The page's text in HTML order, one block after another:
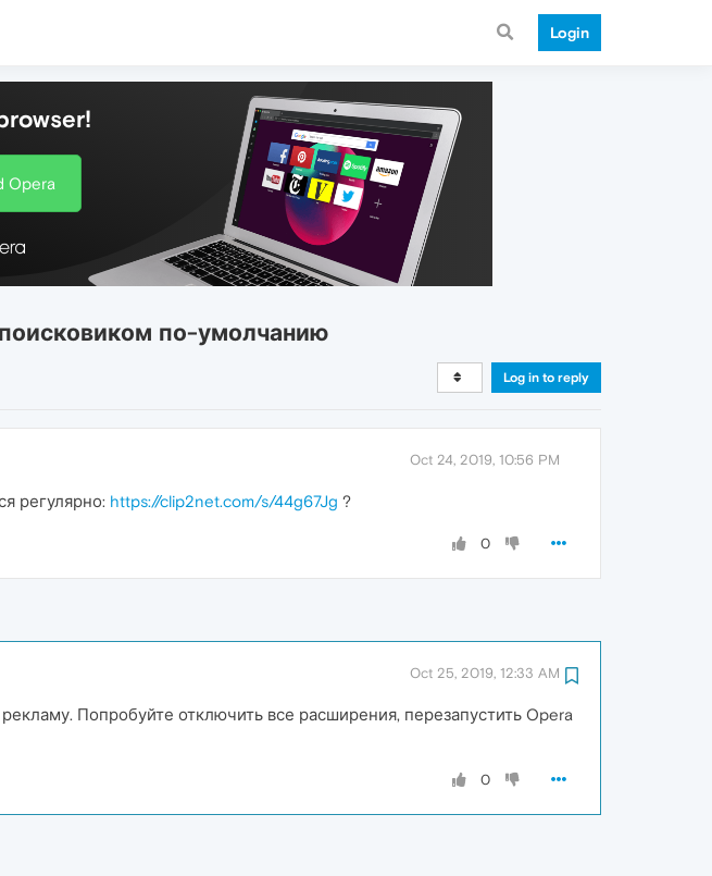
Login
Opera
по-умолчанию
Log in to reply
Oct 24, 2019, 10:56 PM
регулярно: https://clip2net.com/s/44g67Jg ?
0
Oct 25, 2019, 12:33 AM
Попробуйте отключить все расширения, перезапустить Opera
0